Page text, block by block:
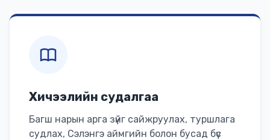
Хичээлийн судалгаа
Багш нарын арга зүйг сайжруулах, туршлага
судлах, Сэлэнгэ аймгийн болон бусад бүс